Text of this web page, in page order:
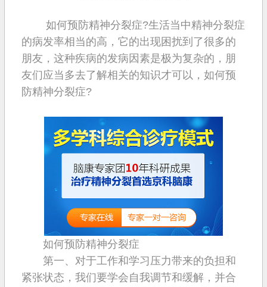
如何预防精神分裂症?生活当中精神分裂症
的病发率相当的高，它的出现困扰到了很多的
朋友，这种疾病的发病因素是极为复杂的，朋
友们应当多去了解相关的知识才可以，如何预
防精神分裂症?
如何预防精神分裂症
第一、对于工作和学习压力带来的负担和
紧张状态，我们要学会自我调节和缓解，并合